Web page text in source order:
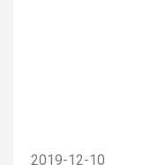
2019-12-10